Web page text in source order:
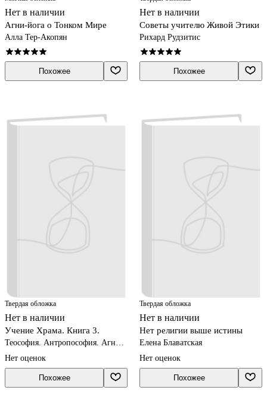
Нет в наличии
Агни-йога о Тонком Мире
Алла Тер-Акопян
Похожее
Нет в наличии
Советы учителю Живой Этики
Рихард Рудзитис
Похожее
Твердая обложка
Нет в наличии
Учение Храма. Книга 3.
Теософия. Антропософия. Агни-
Нет оценок
Похожее
Твердая обложка
Нет в наличии
Нет религии выше истины
Елена Блаватская
Нет оценок
Похожее